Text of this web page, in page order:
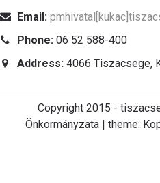
Email:
Phone: 06 52 588-400
Address: 4066 Tiszacsege,
Copyright 2015 -
Önkormányzata | theme: